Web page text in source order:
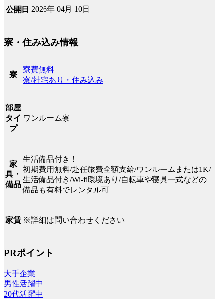
公開日 2026年 04月 10日
寮・住み込み情報
寮
寮費無料
寮/社宅あり・住み込み
部屋
タイ
プ
ワンルーム寮
家
具・
備品
生活備品付き！
初期費用無料/赴任旅費全額支給/ワンルームまたは1K/
生活備品付き/Wi-fi環境あり/自転車や寝具一式などの
備品も有料でレンタル可
家賃 ※詳細は問い合わせください
PRポイント
大手企業
男性活躍中
20代活躍中